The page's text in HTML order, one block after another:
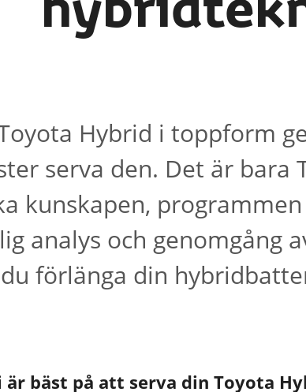
Hybrid i toppform
serva den. Det är bara
kunskapen,
analys och genomgång
du förlänga din
bäst på att serva din Toyota